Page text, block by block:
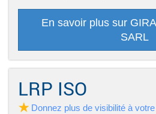
En savoir plus sur
SARL
LRP ISO
Donnez plus de visibilité à